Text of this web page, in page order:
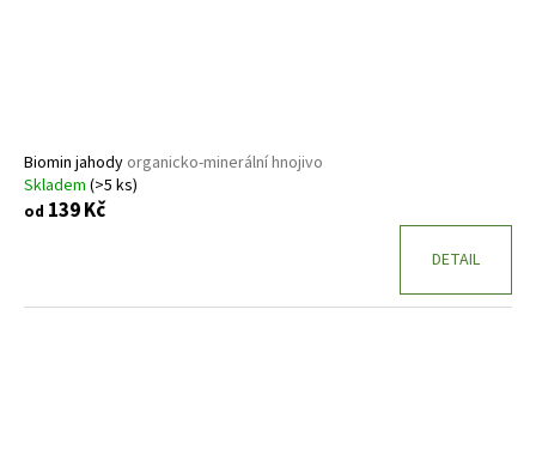
Biomin jahody organicko-minerální hnojivo
Skladem (>5 ks)
od 139 Kč
DETAIL